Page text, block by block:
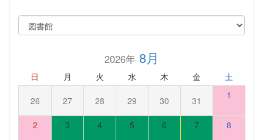
2026年8月
日 月 火 水 木 金 土
26 27 28 29 30 31 1
2 3 4 5 6 7 8